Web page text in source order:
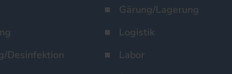
Gärung/Lagerung
Logistik
Desinfektion Labor